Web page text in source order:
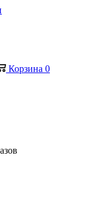
Корзина 0